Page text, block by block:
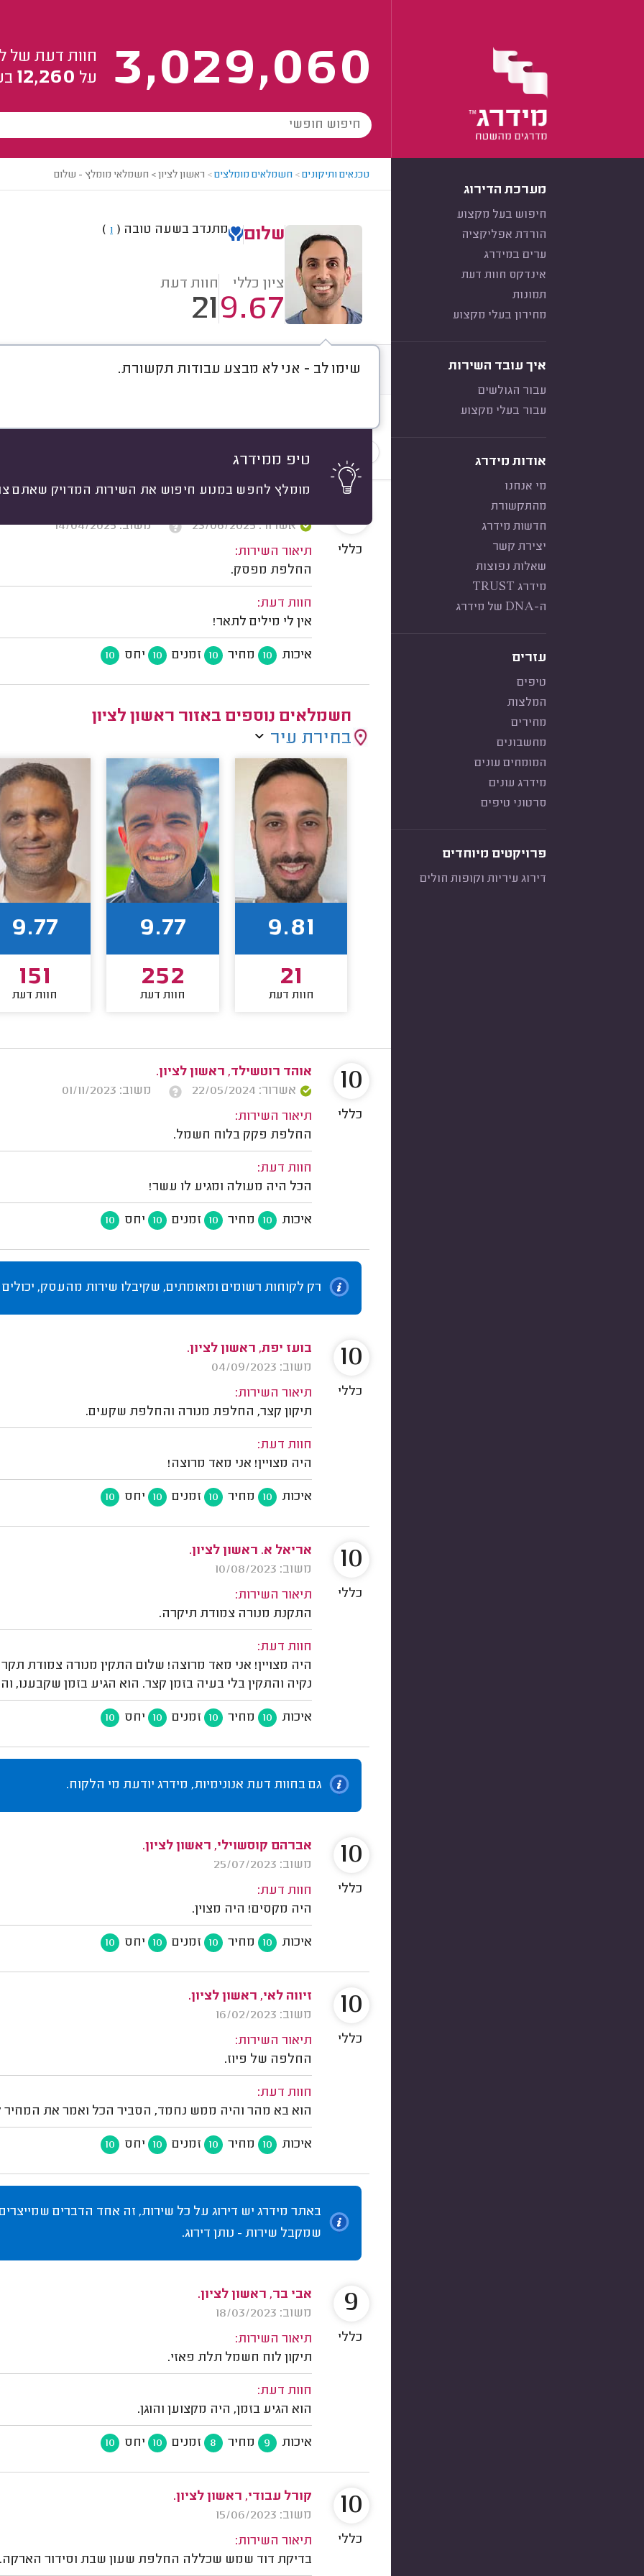
3,029,060
חוות דעת של
על 12,260
מערכת הדירוג
חיפוש בעל מקצוע
הורדת אפליקציה
ערים במידרג
אינדקס חוות דעת
תמונות
מחירון בעלי מקצוע
איך עובד השירות
עבור הגולשים
עבור בעלי מקצוע
אודות מידרג
מי אנחנו
מהתקשורת
חדשות מידרג
יצירת קשר
שאלות נפוצות
מידרג TRUST
ה-DNA של מידרג
עזרים
טיפים
המלצות
מחירים
מחשבונים
המומחים עונים
מידרג עונים
סרטוני טיפים
פרויקטים מיוחדים
דירוג עיריות וקופות חולים
טכנאים ותיקונים> חשמלאים מומלצים> ראשון לציון > חשמלאי מומלץ - שלום
שלום מתנדב בשעה טובה (
1
)
ציון כללי
9.67
חוות דעת
21
שימו לב - אני לא מבצע עבודות תקשורת.
טיפ ממידרג
מומלץ לחפש במנוע חיפוש את השירות המדויק שאתם
דברו איתי חוות דעת מחירים
תיקונים
אשרור: 23/06/2025
משוב: 14/04/2025
תיאור השירות:
החלפת מפסק.
חוות דעת:
אין לי מילים לתאר!
איכות 10 מחיר 10 זמנים 10 יחס 10
10
כללי
חשמלאים נוספים באזור ראשון לציון
בחירת עיר
9.81
21
חוות דעת
9.77
252
חוות דעת
9.77
151
חוות דעת
אוהד רוטשילד, ראשון לציון.
אשרור: 22/05/2024
משוב: 01/11/2023
תיאור השירות:
החלפת פקק בלוח חשמל.
חוות דעת:
הכל היה מעולה ומגיע לו עשר!
איכות 10 מחיר 10 זמנים 10 יחס 10
10
כללי
רק לקוחות רשומים ומאומתים, שקיבלו שירות מהעסק,
בועז יפת, ראשון לציון.
משוב: 04/09/2023
תיאור השירות:
תיקון קצר, החלפת מנורה והחלפת שקעים.
חוות דעת:
היה מצויין! אני מאד מרוצה!
איכות 10 מחיר 10 זמנים 10 יחס 10
10
כללי
אריאל א. ראשון לציון.
משוב: 10/08/2023
תיאור השירות:
התקנת מנורה צמודת תיקרה.
חוות דעת:
היה מצויין! אני מאד מרוצה! שלום התקין מנורה צמודת
נקיה והתקין בלי בעיה בזמן קצר. הוא הגיע בזמן שקבענו,
איכות 10 מחיר 10 זמנים 10 יחס 10
10
כללי
גם בחוות דעת אנונימיות, מידרג יודעת מי הלקוח.
אברהם קוסשוילי, ראשון לציון.
משוב: 25/07/2023
חוות דעת:
היה מקסים! היה מצוין.
איכות 10 מחיר 10 זמנים 10 יחס 10
10
כללי
זיווה לאי, ראשון לציון.
משוב: 16/02/2023
תיאור השירות:
החלפה של פיוז.
חוות דעת:
הוא בא מהר והיה ממש נחמד, הסביר הכל ואמר את המחיר
איכות 10 מחיר 10 זמנים 10 יחס 10
10
כללי
באתר מידרג יש דירוג על כל שירות, זה אחד הדברים
שמקבל שירות - נותן דירוג.
אבי בר, ראשון לציון.
משוב: 18/03/2023
תיאור השירות:
תיקון לוח חשמל תלת פאזי.
חוות דעת:
הוא הגיע בזמן, היה מקצוען והוגן.
איכות 9 מחיר 8 זמנים 10 יחס 10
9
כללי
קורל עבודי, ראשון לציון.
משוב: 15/06/2023
תיאור השירות:
בדיקת דוד שמש שכללה החלפת שעון שבת וסידור
10
כללי